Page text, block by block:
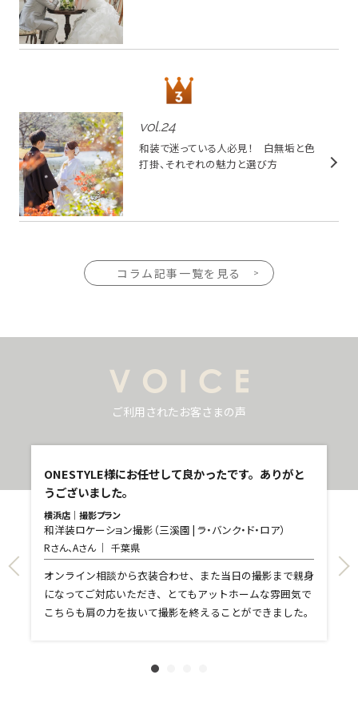
vol.24
和装で迷っている人必見！ 白無垢と色
打掛、それぞれの魅力と選び方
コラム記事一覧を見る
ご利用されたお客さまの声
ONESTYLE様にお任せして良かったです。ありがと
うございました。
横浜店｜撮影プラン
和洋装ロケーション撮影（三溪園 | ラ・バンク・ド・ロア）
Rさん、Aさん 千葉県
オンライン相談から衣装合わせ、また当日の撮影まで親身
になってご対応いただき、とてもアットホームな雰囲気で
こちらも肩の力を抜いて撮影を終えることができました。
T